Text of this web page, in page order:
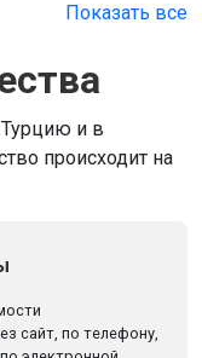
Показать все
Турцию и в
происходит на
сайт, по телефону,